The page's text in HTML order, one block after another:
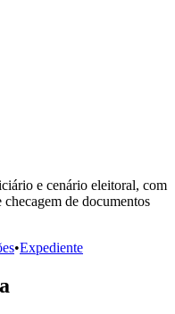
e cenário eleitoral, com
de documentos
•Expediente